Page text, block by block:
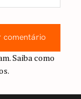
comentário
Saiba como
.